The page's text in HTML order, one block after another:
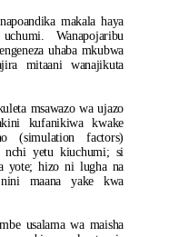
makala haya
Wanapojaribu
uhaba mkubwa
mitaani wanajikuta
msawazo wa ujazo
kufanikiwa kwake
(simulation factors)
nchi yetu kiuchumi; si
yote; hizo ni lugha na
maana yake kwa
usalama wa maisha